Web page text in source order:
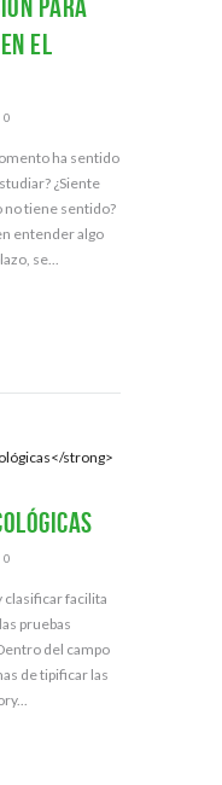
para
el
0
ha sentido
¿Siente
no tiene sentido?
entender algo
se...
0
clasificar facilita
pruebas
del campo
de tipificar las